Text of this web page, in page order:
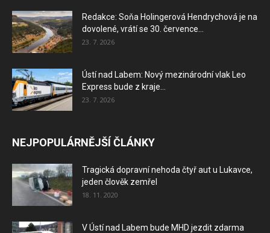
Redakce: Soňa Holingerová Hendrychová je na
dovolené, vrátí se 30. července...
23. 7. 2026
Ústí nad Labem: Nový mezinárodní vlak Leo
Express bude z kraje...
23. 7. 2026
NEJPOPULÁRNĚJŠÍ ČLÁNKY
Tragická dopravní nehoda čtyř aut u Lukavce,
jeden člověk zemřel
18. 11. 2020
V Ústí nad Labem bude MHD jezdit zdarma